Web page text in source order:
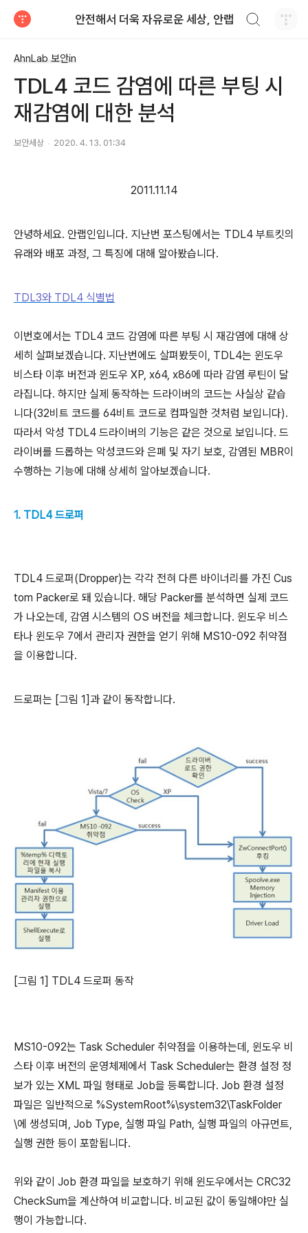
안전해서 더욱 자유로운 세상, 안랩
AhnLab 보안in
TDL4 코드 감염에 따른 부팅 시
재감염에 대한 분석
보안세상 2020. 4. 13. 01:34
2011.11.14
안녕하세요. 안랩인입니다. 지난번 포스팅에서는 TDL4 부트킷의
유래와 배포 과정, 그 특징에 대해 알아봤습니다.
TDL3와 TDL4 식별법
이번호에서는 TDL4 코드 감염에 따른 부팅 시 재감염에 대해 상
세히 살펴보겠습니다. 지난번에도 살펴봤듯이, TDL4는 윈도우
비스타 이후 버전과 윈도우 XP, x64, x86에 따라 감염 루틴이 달
라집니다. 하지만 실제 동작하는 드라이버의 코드는 사실상 같습
니다(32비트 코드를 64비트 코드로 컴파일한 것처럼 보입니다).
따라서 악성 TDL4 드라이버의 기능은 같은 것으로 보입니다. 드
라이버를 드롭하는 악성코드와 은폐 및 자기 보호, 감염된 MBR이
수행하는 기능에 대해 상세히 알아보겠습니다.
1. TDL4 드로퍼
TDL4 드로퍼(Dropper)는 각각 전혀 다른 바이너리를 가진 Cus
tom Packer로 돼 있습니다. 해당 Packer를 분석하면 실제 코드
가 나오는데, 감염 시스템의 OS 버전을 체크합니다. 윈도우 비스
타나 윈도우 7에서 관리자 권한을 얻기 위해 MS10-092 취약점
을 이용합니다.
드로퍼는 [그림 1]과 같이 동작합니다.
[그림 1] TDL4 드로퍼 동작
MS10-092는 Task Scheduler 취약점을 이용하는데, 윈도우 비
스타 이후 버전의 운영체제에서 Task Scheduler는 환경 설정 정
보가 있는 XML 파일 형태로 Job을 등록합니다. Job 환경 설정
파일은 일반적으로 %SystemRoot%\system32\TaskFolder
\에 생성되며, Job Type, 실행 파일 Path, 실행 파일의 아규먼트,
실행 권한 등이 포함됩니다.
위와 같이 Job 환경 파일을 보호하기 위해 윈도우에서는 CRC32
CheckSum을 계산하여 비교합니다. 비교된 값이 동일해야만 실
행이 가능합니다.